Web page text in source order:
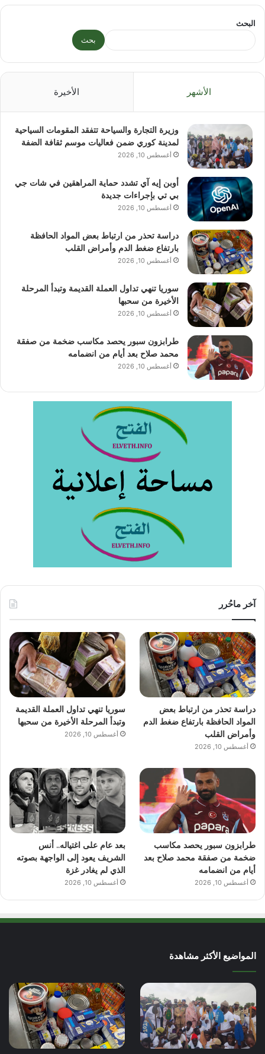
البحث
بحث
الأشهر الأخيرة
وزيرة التجارة والسياحة تتفقد المقومات السياحية
لمدينة كوري ضمن فعاليات موسم ثقافة الضفة
أغسطس 10, 2026
أوبن إيه آي تشدد حماية المراهقين في شات جي
بي تي بإجراءات جديدة
أغسطس 10, 2026
دراسة تحذر من ارتباط بعض المواد الحافظة
بارتفاع ضغط الدم وأمراض القلب
أغسطس 10, 2026
سوريا تنهي تداول العملة القديمة وتبدأ المرحلة
الأخيرة من سحبها
أغسطس 10, 2026
طرابزون سبور يحصد مكاسب ضخمة من صفقة
محمد صلاح بعد أيام من انضمامه
أغسطس 10, 2026
آخر ماحُرر
دراسة تحذر من ارتباط بعض
المواد الحافظة بارتفاع ضغط الدم
وأمراض القلب
أغسطس 10, 2026
سوريا تنهي تداول العملة القديمة
وتبدأ المرحلة الأخيرة من سحبها
أغسطس 10, 2026
طرابزون سبور يحصد مكاسب
ضخمة من صفقة محمد صلاح بعد
أيام من انضمامه
أغسطس 10, 2026
بعد عام على اغتياله.. أنس
الشريف يعود إلى الواجهة بصوته
الذي لم يغادر غزة
أغسطس 10, 2026
المواضيع الأكثر مشاهدة